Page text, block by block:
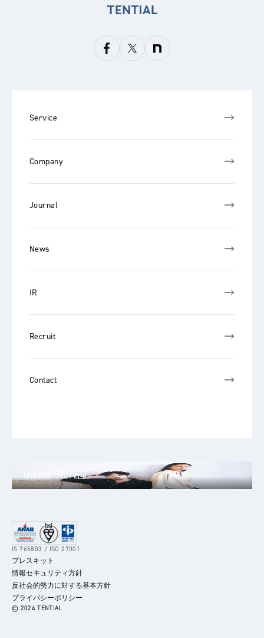
Service
Company
Journal
News
IR
Recruit
Contact
Online Store
IS 765803 / ISO 27001
プレスキット
情報セキュリティ方針
反社会的勢力に対する基本方針
プライバシーポリシー
© 2024 TENTIAL